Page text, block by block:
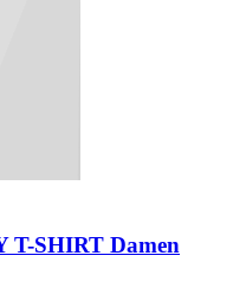
T-SHIRT Damen